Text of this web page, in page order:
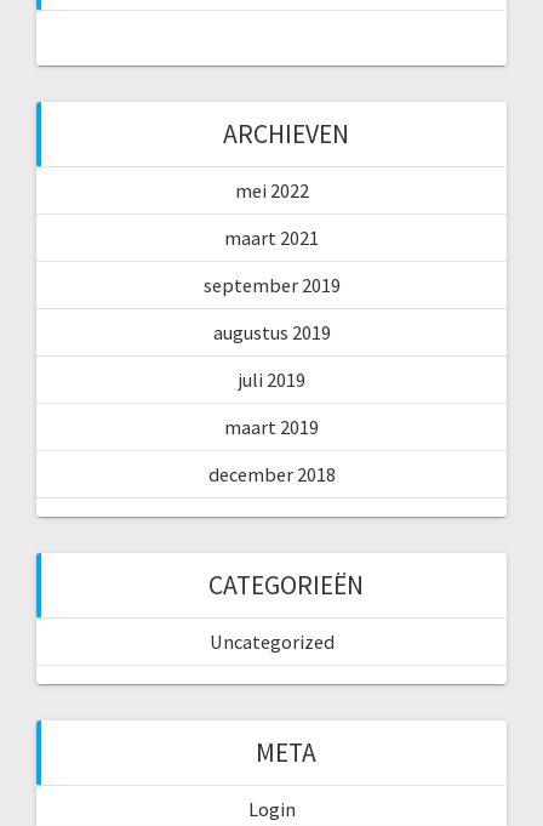
ARCHIEVEN
mei 2022
maart 2021
september 2019
augustus 2019
juli 2019
maart 2019
december 2018
CATEGORIEËN
Uncategorized
META
Login